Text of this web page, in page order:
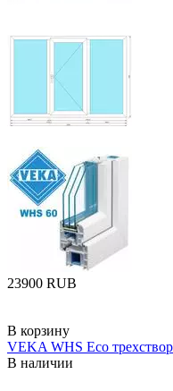
‍23900‍ RUB
В корзину
VEKA WHS Eco
В наличии